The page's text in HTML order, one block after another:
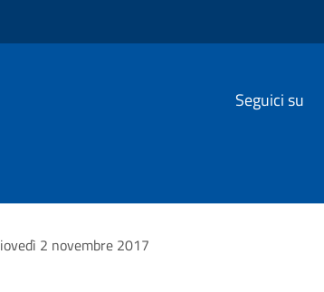
Seguici su
2 novembre 2017